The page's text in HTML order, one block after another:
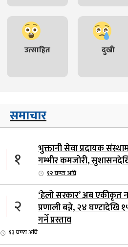
उत्साहित दुखी
समाचार
१
भुक्तानी सेवा प्रदायक
गम्भीर कमजोरी,
१२ घण्टा अघि
२
‘हेलो सरकार’ अब एकीकृत
प्रणाली बन्ने, २४ घण्टादेखि
गर्ने प्रस्ताव
१३ घण्टा अघि